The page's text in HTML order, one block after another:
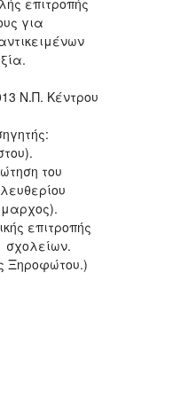
επιτροπής
για
αξία.
Ν.Π. Κέντρου
του
επιτροπής
σχολείων.
Ξηροφώτου.)